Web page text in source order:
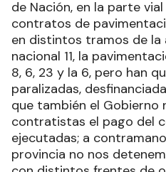
de Nación, en la parte
contratos de
en distintos tramos de la
nacional 11, la
8, 6, 23 y la 6, pero han
paralizadas,
que también el Gobierno
contratistas el pago del
ejecutadas; a
provincia no nos